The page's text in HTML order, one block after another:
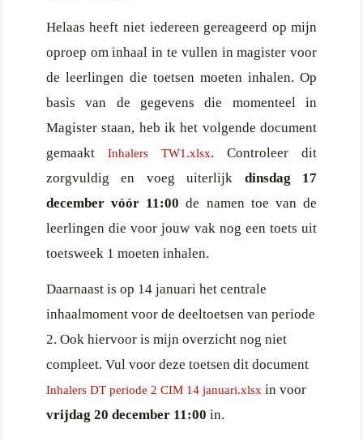
Helaas heeft niet iedereen gereageerd op mijn
oproep om inhaal in te vullen in magister voor
de leerlingen die toetsen moeten inhalen. Op
basis van de gegevens die momenteel in
Magister staan, heb ik het volgende document
gemaakt Inhalers TW1.xlsx. Controleer dit
zorgvuldig en voeg uiterlijk dinsdag 17
december vóór 11:00 de namen toe van de
leerlingen die voor jouw vak nog een toets uit
toetsweek 1 moeten inhalen.
Daarnaast is op 14 januari het centrale
inhaalmoment voor de deeltoetsen van periode
2. Ook hiervoor is mijn overzicht nog niet
compleet. Vul voor deze toetsen dit document
Inhalers DT periode 2 CIM 14 januari.xlsxin voor
vrijdag 20 december 11:00 in.